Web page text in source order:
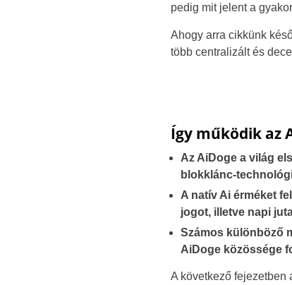
pedig mit jelent a
Ahogy arra cikkünk
több centralizált és
Így működik az
Az AiDoge a világ
blokklánc-
A natív Ai érméket
jogot, illetve napi
Számos különböző
AiDoge közössége
A következő fejezetben